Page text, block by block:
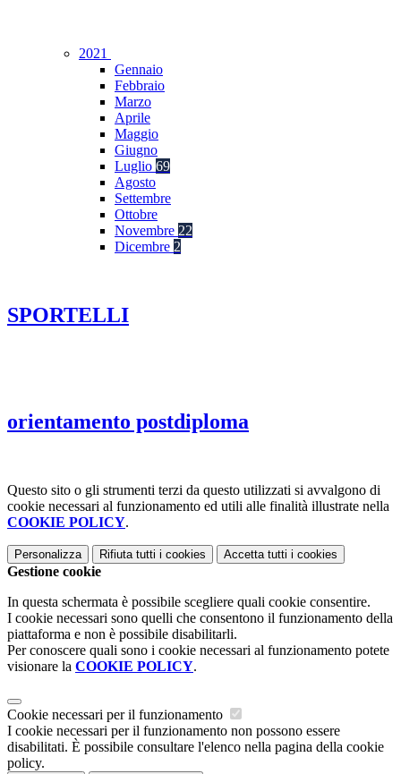
2021
Gennaio
Febbraio
Marzo
Aprile
Maggio
Giugno
Luglio 69
Agosto
Settembre
Ottobre
Novembre 22
Dicembre 2
SPORTELLI
orientamento postdiploma
Questo sito o gli strumenti terzi da questo utilizzati si avvalgono di
cookie necessari al funzionamento ed utili alle finalità illustrate nella
COOKIE POLICY.
Personalizza Rifiuta tutti i cookies Accetta tutti i cookies
Gestione cookie
In questa schermata è possibile scegliere quali cookie consentire.
I cookie necessari sono quelli che consentono il funzionamento della
piattaforma e non è possibile disabilitarli.
Per conoscere quali sono i cookie necessari al funzionamento potete
visionare la COOKIE POLICY.
Cookie necessari per il funzionamento
I cookie necessari per il funzionamento non possono essere
disabilitati. È possibile consultare l'elenco nella pagina della cookie
policy.